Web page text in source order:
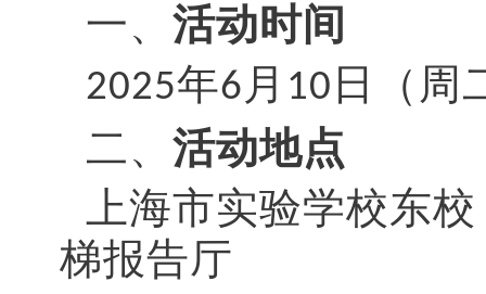
一、 活动时间
2025年6 月 10 日（周
二、 活动地点
上海市实验学校东
梯报告厅